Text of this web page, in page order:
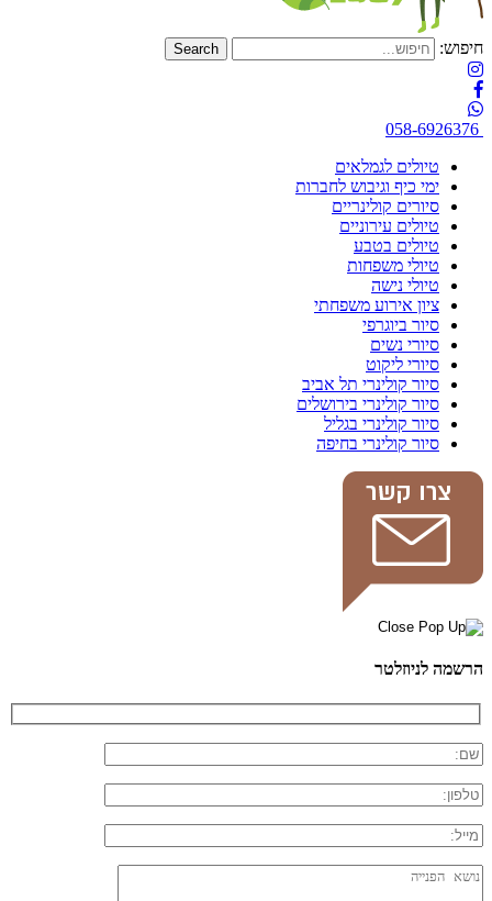
חיפוש:
058-6926376
טיולים לגמלאים
ימי כיף וגיבוש לחברות
סיורים קולינריים
טיולים עירוניים
טיולים בטבע
טיולי משפחות
טיולי נישה
ציון אירוע משפחתי
סיור ביוגרפי
סיורי נשים
סיורי ליקוט
סיור קולינרי תל אביב
סיור קולינרי בירושלים
סיור קולינרי בגליל
סיור קולינרי בחיפה
הרשמה לניוזלטר